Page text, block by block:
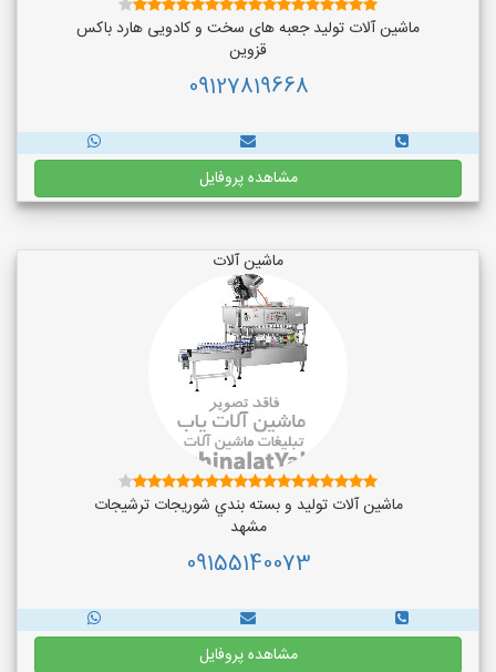
ماشین آلات تولید جعبه های سخت و کادویی هارد باکس
قزوین
09127819668
مشاهده پروفایل
ماشین آلات
ماشین آلات توليد و بسته بندي شوريجات ترشيجات
مشهد
09155140073
مشاهده پروفایل